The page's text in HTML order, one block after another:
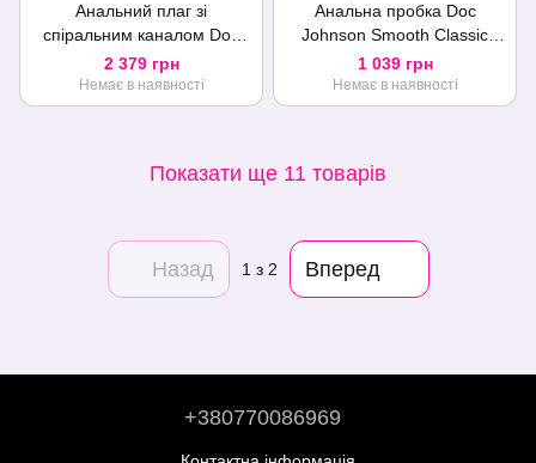
Анальний плаг зі
спіральним каналом Doc
Johnson Platinum Premium
Silicone — The Blast —
Black
2 379 грн
Немає в наявності
Анальна пробка Doc
Johnson Smooth Classic
Large - Black, макс. діаметр
5,7 см
1 039 грн
Немає в наявності
Показати ще 11 товарів
Назад 1 з 2 Вперед
+380770086969